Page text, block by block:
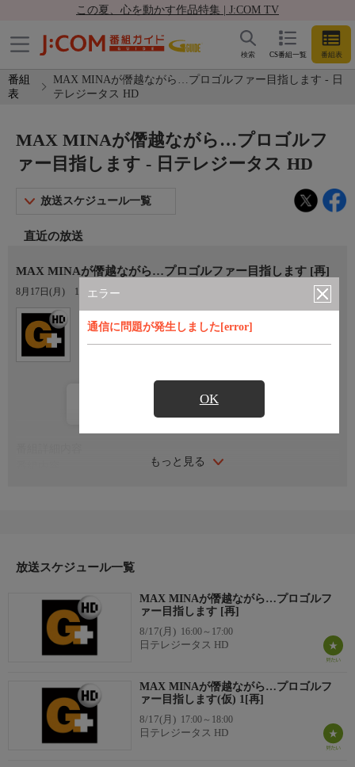
この夏、心を動かす作品特集 | J:COM TV
CS番組一覧 番組表
検索
番組
表
MAX MINAが僭越ながら…プロゴルファー目指します - 日
テレジータス HD
エラー
通信に問題が発生しました[error]
OK
MAX MINAが僭越ながら…プロゴルフ
ァー目指します - 日テレジータス HD
放送スケジュール一覧
直近の放送
MAX MINAが僭越ながら…プロゴルファー目指します [再]
8月17日(月) 16:00〜17:00
日テレジータス HD
もっと見る
カレンダー登録
果たしてMINAは、課題をクリアし、プロへの第一歩を踏み出せ
放送スケジュール一覧
MAX MINAが僭越ながら…プロゴルフ
ァー目指します [再]
8/17(月) 16:00～17:00
日テレジータス HD
MAX MINAが僭越ながら…プロゴルフ
ァー目指します(仮) 1[再]
8/17(月) 17:00～18:00
日テレジータス HD